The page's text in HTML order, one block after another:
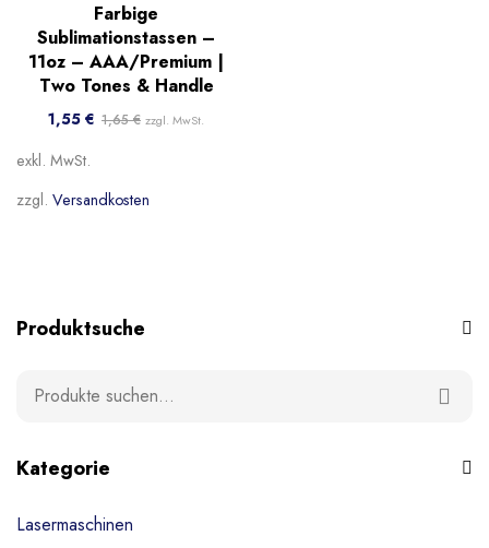
Beliebt
Farbige
Sublimationstassen –
11oz – AAA/Premium |
Two Tones & Handle
1,55 € 1,65€ zzgl. MwSt.
exkl. MwSt.
zzgl. Versandkosten
Produktsuche
Kategorie
Lasermaschinen